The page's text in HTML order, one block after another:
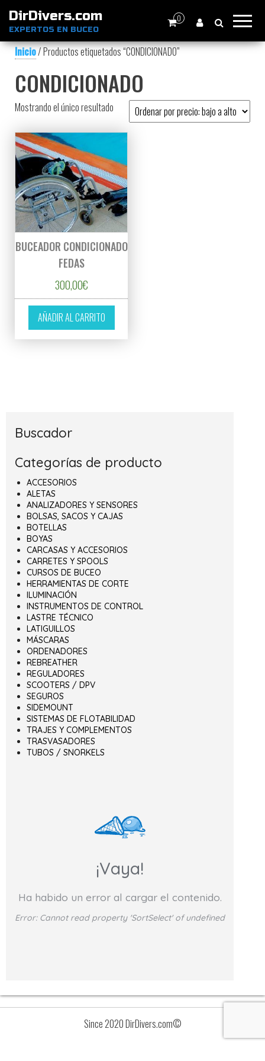
DirDivers.com
EXPERTOS EN BUCEO
0
Inicio/ Productos etiquetados “CONDICIONADO”
CONDICIONADO
Mostrando el único resultado
BUCEADOR CONDICIONADO
FEDAS
300,00€
AÑADIR AL CARRITO
Buscador
Categorías de producto
ACCESORIOS
ALETAS
ANALIZADORES Y SENSORES
BOLSAS, SACOS Y CAJAS
BOTELLAS
BOYAS
CARCASAS Y ACCESORIOS
CARRETES Y SPOOLS
CURSOS DE BUCEO
HERRAMIENTAS DE CORTE
ILUMINACIÓN
INSTRUMENTOS DE CONTROL
LASTRE TÉCNICO
LATIGUILLOS
MÁSCARAS
ORDENADORES
REBREATHER
REGULADORES
SCOOTERS / DPV
SEGUROS
SIDEMOUNT
SISTEMAS DE FLOTABILIDAD
TRAJES Y COMPLEMENTOS
TRASVASADORES
TUBOS / SNORKELS
¡Vaya!
Ha habido un error al cargar el contenido.
Error: Cannot read property 'SortSelect' of undefined
Since 2020 DirDivers.com©